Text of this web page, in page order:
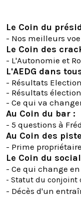
Le Coin du
- Nos meilleurs
Le Coin des
- L'Autonomie et
L'AEDG dans
- Résultats
- Résultats
- Ce qui va
Au Coin du bar :
- 5 questions à
Au Coin des
- Prime
Le Coin du
- Ce qui change
- Statut du conjoint
- Décès d'un